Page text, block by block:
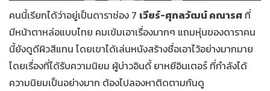
คนนี้เรียกได้ว่าอยู่เป็นดาราช่อง 7 เวียร์-ศุกลวัฒน์ คณารศ ที่
มีหน้าตาหล่อแบบไทย คมเข้มเอาเรื่องมากๆ แถมหุ่นของดาราคน
นี้ยังดูดีผิวสีแทน โดยเขาได้เล่นหนังสร้างชื่อเอาไว้อย่างมากมาย
โดยเรื่องที่ได้รับความนิยม ผู้บ่าวอินดี้ ยาหยีอินเตอร์ ที่กำลังได้
ความนิยมเป็นอย่างมาก ต้องไปลองหาติดตามกันดู